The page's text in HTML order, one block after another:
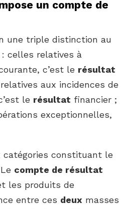
un compte de
une triple distinction au
: celles relatives à
c’est le résultat
aux incidences de
le résultat financier ;
exceptionnelles,
constituant le
compte de résultat
les produits de
entre ces deux masses